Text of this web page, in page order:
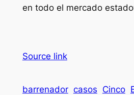
en todo el mercado
Source link
barrenador casos Cinco